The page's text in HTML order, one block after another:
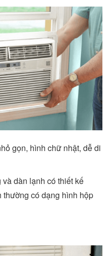
gọn, hình chữ nhật, dễ di
và dàn lạnh có thiết kế
thường có dạng hình hộp